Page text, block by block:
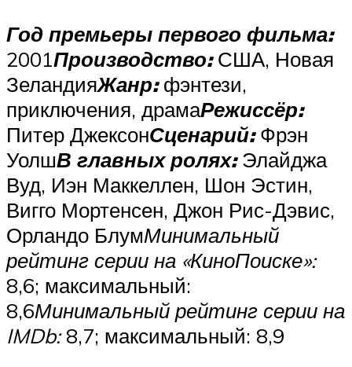
Год премьеры первого фильма:
2001Производство:США, Новая
ЗеландияЖанр:фэнтези,
приключения, драмаРежиссёр:
Питер ДжексонСценарий:Фрэн
УолшВ главных ролях:Элайджа
Вуд, Иэн Маккеллен, Шон Эстин,
Вигго Мортенсен, Джон Рис-Дэвис,
Орландо БлумМинимальный
рейтинг серии на «КиноПоиске»:
8,6; максимальный:
8,6Минимальный рейтинг серии на
IMDb:8,7; максимальный: 8,9